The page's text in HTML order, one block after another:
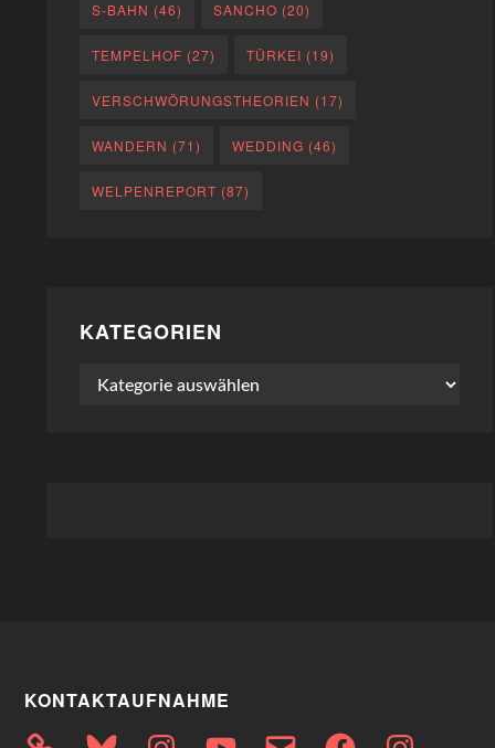
S-BAHN (46) SANCHO (20)
TEMPELHOF (27) TÜRKEI (19)
VERSCHWÖRUNGSTHEORIEN (17)
WANDERN (71) WEDDING (46)
WELPENREPORT (87)
KATEGORIEN
Kategorien
KONTAKTAUFNAHME
Bluesky InstagramYouTubeE-
FacebookInstagram